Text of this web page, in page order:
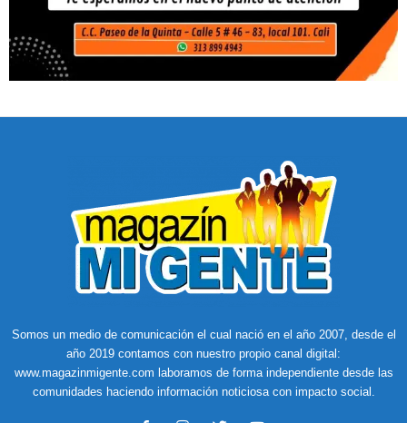
Somos un medio de comunicación el cual nació en el año 2007, desde el
año 2019 contamos con nuestro propio canal digital:
www.magazinmigente.com laboramos de forma independiente desde las
comunidades haciendo información noticiosa con impacto social.